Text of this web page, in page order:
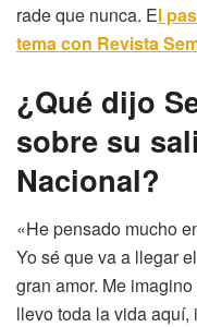
rade que nunca. El
tema con Revista
¿Qué dijo
sobre su
Nacional?
«He pensado mucho
Yo sé que va a llegar
gran amor. Me
llevo toda la vida